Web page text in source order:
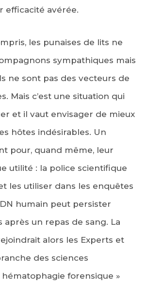
efficacité avérée.
les punaises de lits ne
sympathiques mais
ne sont pas des vecteurs de
Mais c’est une situation qui
et il vaut envisager de mieux
hôtes indésirables. Un
pour, quand même, leur
utilité : la police scientifique
les utiliser dans les enquêtes
humain peut persister
après un repas de sang. La
alors les Experts et
des sciences
hématophagie forensique »